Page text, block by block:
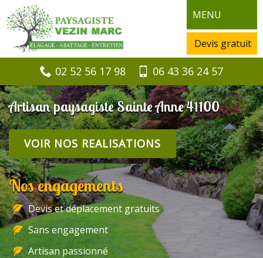
MENU
Devis gratuit
02 52 56 17 98 06 43 36 24 57
Artisan paysagiste Sainte Anne 41100
VOIR NOS REALISATIONS
Nos engagements
Devis et déplacement gratuits
Sans engagement
Artisan passionné